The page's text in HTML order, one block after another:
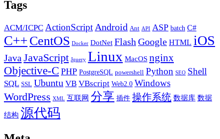
Tags
ACM/ICPC ActionScript Android Ant API ASP batch C#
C++ CentOS Docker DotNet Flash Google HTML iOS
Java JavaScript Jquery Linux MacOS nginx
Objective-C PHP PostgreSQL powershell Python SEO Shell
SQL SSL Ubuntu VB VBscript Web2.0 Windows
WordPress XML 互联网 分享 插件 操作系统 数据库 数据
结构 源代码